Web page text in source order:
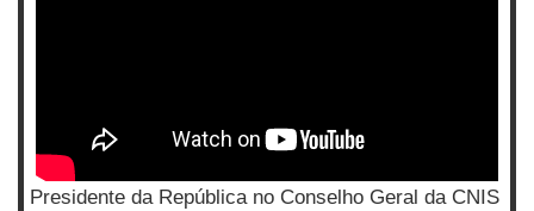
Presidente da República no Conselho Geral da CNIS